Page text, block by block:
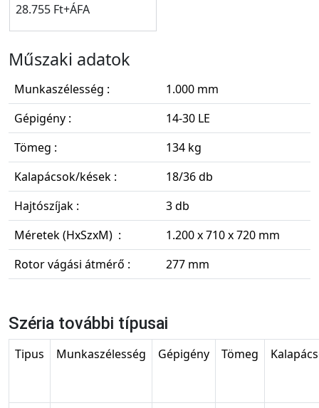
28.755 Ft+ÁFA
Műszaki adatok
Munkaszélesség :
1.000 mm
Gépigény :
14-30 LE
Tömeg :
134 kg
Kalapácsok/kések :
18/36 db
Hajtószíjak :
3 db
Méretek (HxSzxM) :
1.200 x 710 x 720 mm
Rotor vágási átmérő :
277 mm
Széria további típusai
Tipus Munkaszélesség Gépigény Tömeg